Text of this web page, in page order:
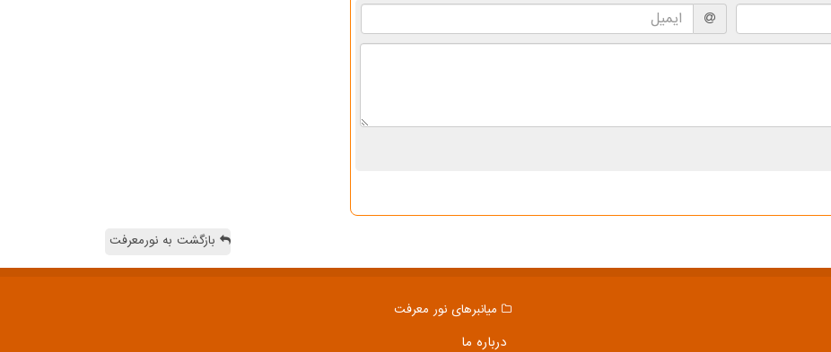
بازگشت به نورمعرفت
میانبرهای نور معرفت
درباره ما